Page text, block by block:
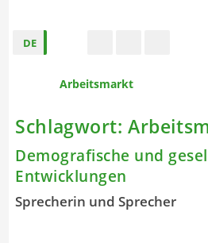
DE
Arbeitsmarkt
Schlagwort:
Demografische und
Entwicklungen
Sprecherin und Sprecher